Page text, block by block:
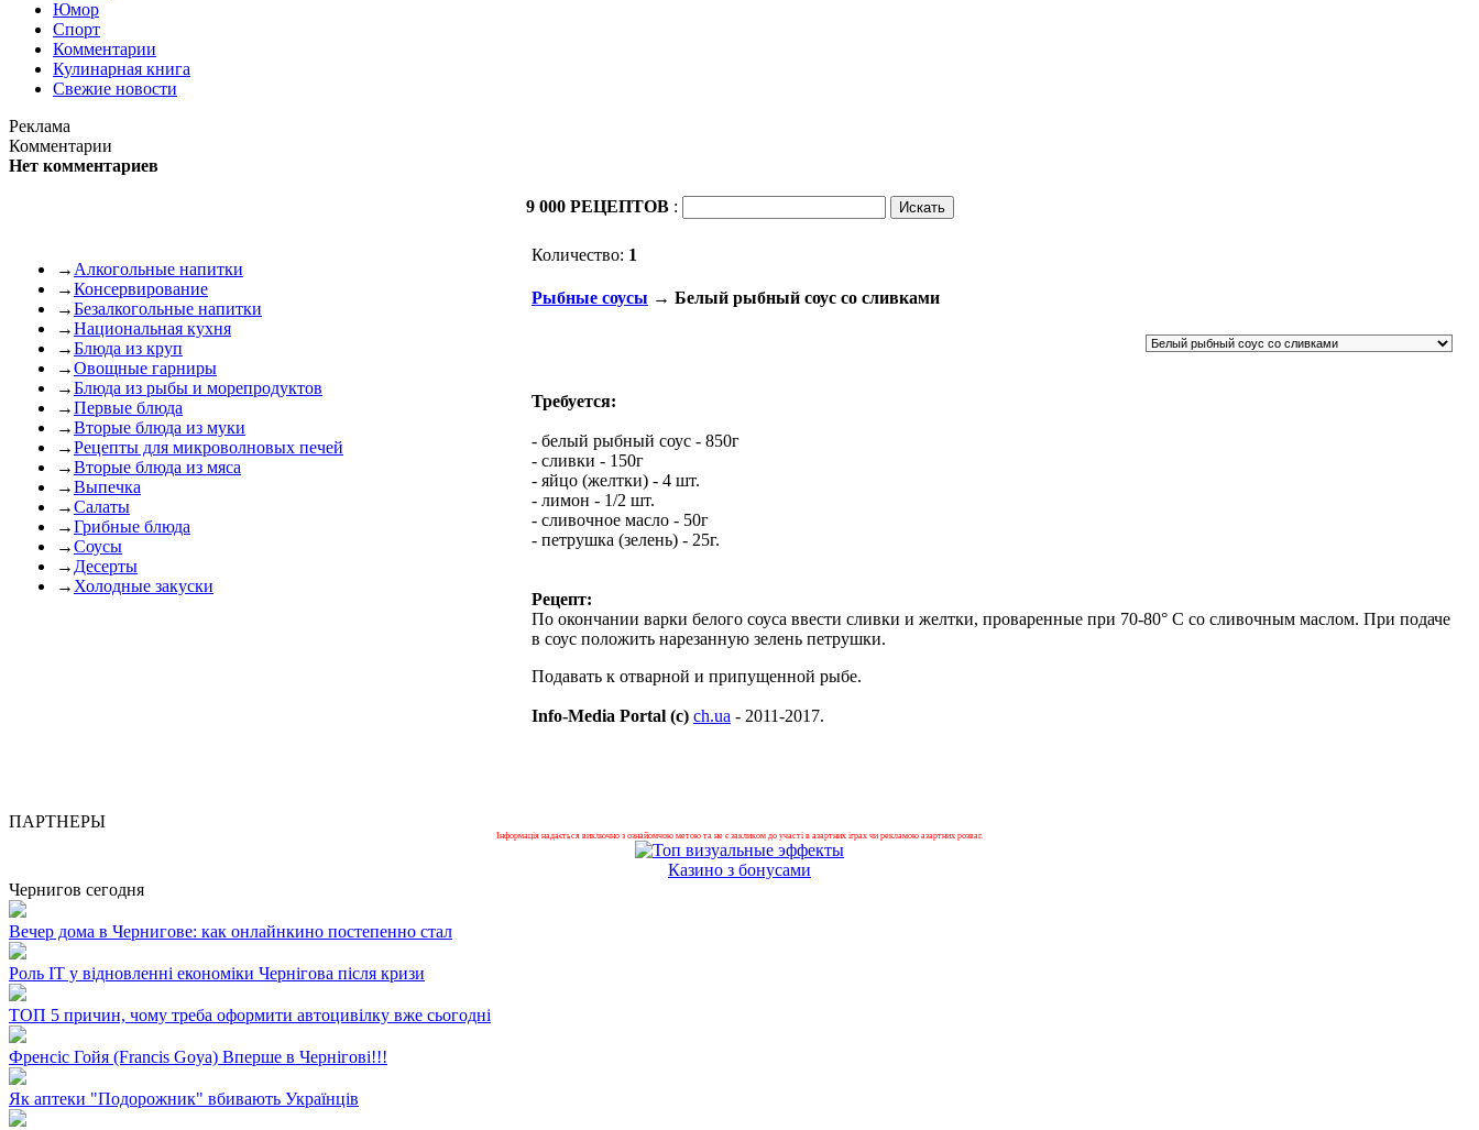
Юмор
Спорт
Комментарии
Кулинарная книга
Свежие новости
Реклама
Комментарии
Нет комментариев
9 000 РЕЦЕПТОВ :
→ Алкогольные напитки
→Консервирование
→Безалкогольные напитки
→Национальная кухня
→Блюда из круп
→Овощные гарниры
→Блюда из рыбы и морепродуктов
→Первые блюда
→Вторые блюда из муки
→Рецепты для микроволновых печей
→Вторые блюда из мяса
→Выпечка
→Салаты
→Грибные блюда
→Соусы
→ Десерты
→ Холодные закуски
Количество: 1
Рыбные соусы → Белый рыбный соус со сливками
Требуется:
- белый рыбный соус - 850г
- сливки - 150г
- яйцо (желтки) - 4 шт.
- лимон - 1/2 шт.
- сливочное масло - 50г
- петрушка (зелень) - 25г.
Рецепт:
По окончании варки белого соуса ввести сливки и желтки, проваренные при 70-80° С со сливочным маслом. При подаче
в соус положить нарезанную зелень петрушки.
Подавать к отварной и припущенной рыбе.
Info-Media Portal (c) ch.ua - 2011-2017.
ПАРТНЕРЫ
Інформація надається виключно з ознайомчою метою та не є закликом до участі в азартних іграх чи рекламою азартних розваг.
Казино з бонусами
Чернигов сегодня
Вечер дома в Чернигове: как онлайнкино постепенно стал
Роль ІТ у відновленні економіки Чернігова після кризи
ТОП 5 причин, чому треба оформити автоцивілку вже сьогодні
Френсіс Гойя (Francis Goya) Вперше в Чернігові!!!
Як аптеки "Подорожник" вбивають Українців